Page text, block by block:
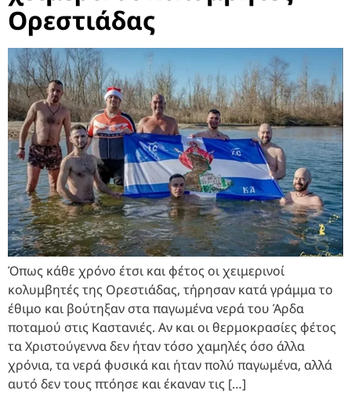
Ορεστιάδας
Όπως κάθε χρόνο έτσι και φέτος οι χειμερινοί
κολυμβητές της Ορεστιάδας, τήρησαν κατά γράμμα το
έθιμο και βούτηξαν στα παγωμένα νερά του Άρδα
ποταμού στις Καστανιές. Αν και οι θερμοκρασίες φέτος
τα Χριστούγεννα δεν ήταν τόσο χαμηλές όσο άλλα
χρόνια, τα νερά φυσικά και ήταν πολύ παγωμένα, αλλά
αυτό δεν τους πτόησε και έκαναν τις […]